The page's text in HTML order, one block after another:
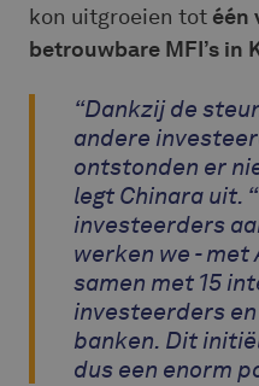
kon uitgroeien tot één
betrouwbare MFI’s in
“Dankzij de
andere
ontstonden er
legt Chinara uit.
investeerders
werken we -
samen met 15
investeerders
banken. Dit
dus een enorm